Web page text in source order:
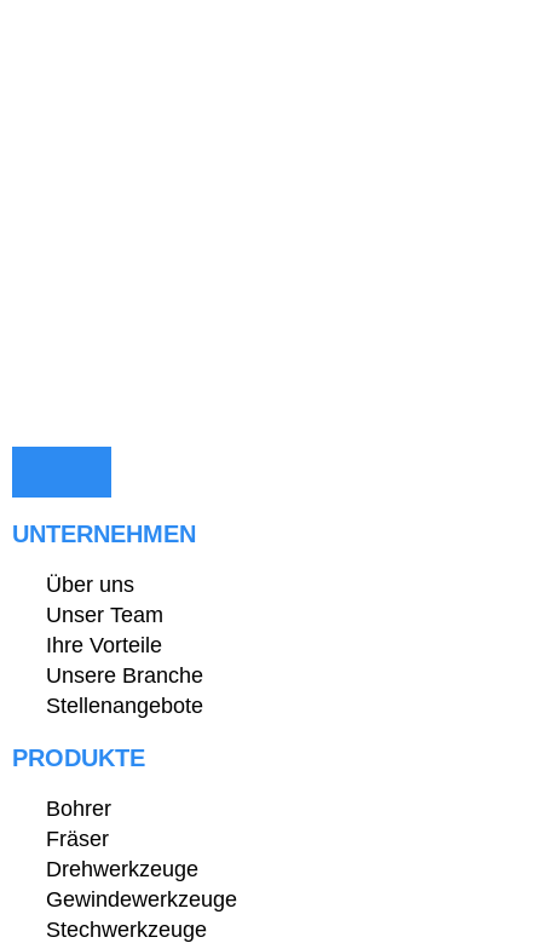
UNTERNEHMEN
Über uns
Unser Team
Ihre Vorteile
Unsere Branche
Stellenangebote
PRODUKTE
Bohrer
Fräser
Drehwerkzeuge
Gewindewerkzeuge
Stechwerkzeuge